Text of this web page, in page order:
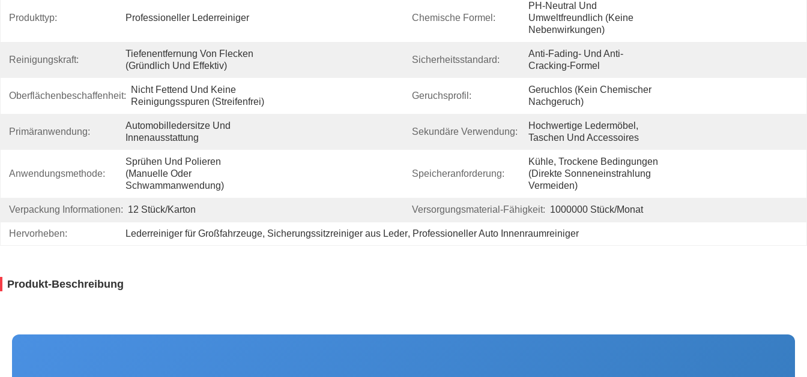
Produkttyp: Professioneller Lederreiniger Chemische Formel:
PH-Neutral Und
Umweltfreundlich (keine
Nebenwirkungen)
Reinigungskraft:
Tiefenentfernung Von Flecken
(gründlich Und Effektiv)
Sicherheitsstandard:
Anti-Fading- Und Anti-
Cracking-Formel
Oberflächenbeschaffenheit:
Nicht Fettend Und Keine
Reinigungsspuren (streifenfrei)
Geruchsprofil:
Geruchlos (kein Chemischer
Nachgeruch)
Primäranwendung:
Automobilledersitze Und
Innenausstattung
Sekundäre Verwendung:
Hochwertige Ledermöbel,
Taschen Und Accessoires
Anwendungsmethode:
Sprühen Und Polieren
(manuelle Oder
Schwammanwendung)
Speicheranforderung:
Kühle, Trockene Bedingungen
(direkte Sonneneinstrahlung
Vermeiden)
Verpackung Informationen: 12 Stück/Karton Versorgungsmaterial-Fähigkeit: 1000000 Stück/Monat
Hervorheben: Lederreiniger für Großfahrzeuge, Sicherungssitzreiniger aus Leder, Professioneller Auto Innenraumreiniger
Produkt-Beschreibung